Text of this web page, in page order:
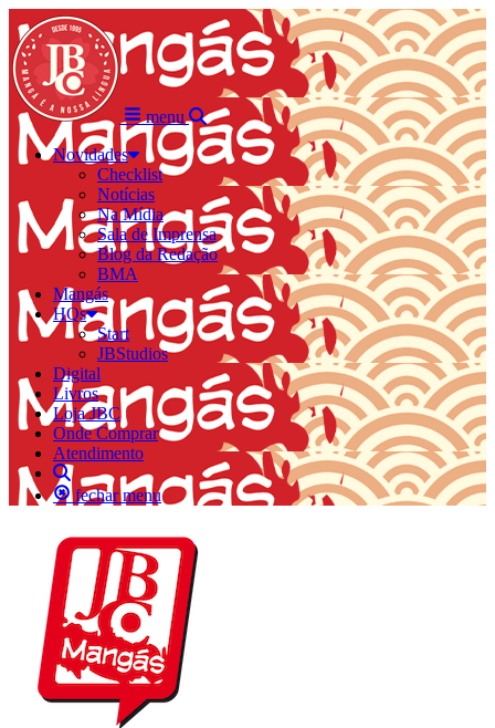
menu
Novidades
Checklist
Notícias
Na Mídia
Sala de Imprensa
Blog da Redação
BMA
Mangás
HQs
Start
JBStudios
Digital
Livros
Loja JBC
Onde Comprar
Atendimento
fechar menu